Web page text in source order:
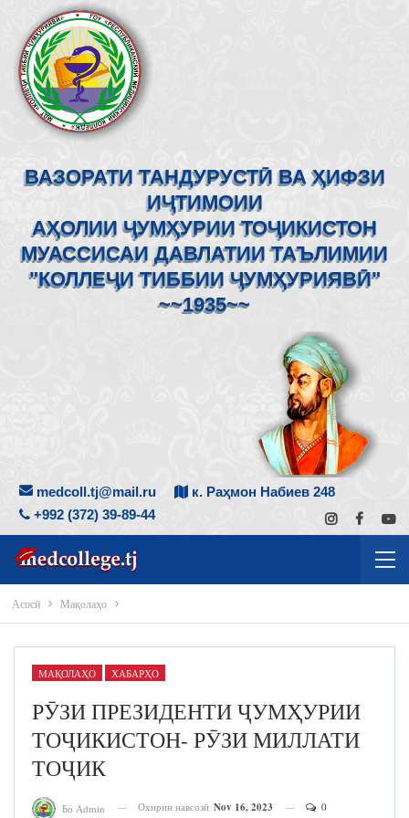
ВАЗОРАТИ ТАНДУРУСТӢ ВА ҲИФЗИ
ИҶТИМОИИ
АҲОЛИИ ҶУМҲУРИИ ТОҶИКИСТОН
МУАССИСАИ ДАВЛАТИИ ТАЪЛИМИИ
"КОЛЛЕҶИ ТИББИИ ҶУМҲУРИЯВӢ"
~~1935~~
medcoll.tj@mail.ru
к. Раҳмон Набиев 248
+992 (372) 39-89-44
Асосӣ Мақолаҳо
МАҚОЛАҲО ХАБАРҲО
РӮЗИ ПРЕЗИДЕНТИ ҶУМҲУРИИ
ТОҶИКИСТОН- РӮЗИ МИЛЛАТИ
ТОҶИК
Бо Admin Охирин навсозӣ Nov 16, 2023 0